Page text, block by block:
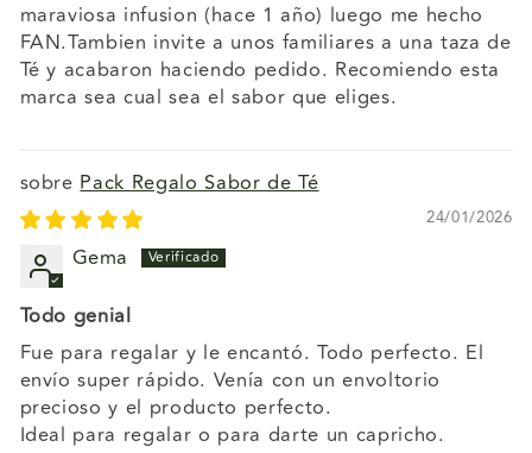
maraviosa infusion (hace 1 año) luego me hecho
FAN.Tambien invite a unos familiares a una taza de
Té y acabaron haciendo pedido. Recomiendo esta
marca sea cual sea el sabor que eliges.
Pack Regalo Sabor de Té
24/01/2026
Gema
Todo genial
Fue para regalar y le encantó. Todo perfecto. El
envío super rápido. Venía con un envoltorio
precioso y el producto perfecto.
Ideal para regalar o para darte un capricho.